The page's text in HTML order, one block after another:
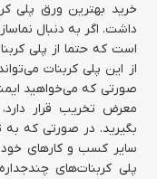
خرید بهترین ورق پلی
داشت. اگر به دنبال
است که حتما از پلی
از این پلی کربنات
صورتی که می‌خواهید
معرض تخریب قرار
بگیرید. در صورتی که به
سایر کسب و کارهای
پلی کربنات‌های